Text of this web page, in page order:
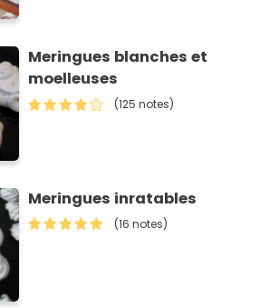
Meringues blanches et
moelleuses
(125 notes)
Meringues inratables
(16 notes)